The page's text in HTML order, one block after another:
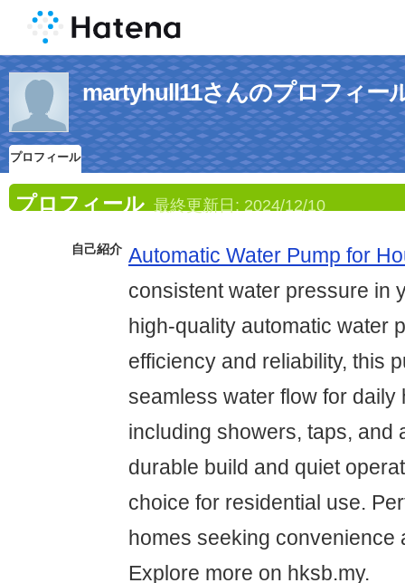
martyhull11さんのプロフィー
プロフィール
プロフィール 最終更新日: 2024/12/10
自己紹介 Automatic Water Pump for
consistent water pressure in
high-quality automatic water
efficiency and reliability, this
seamless water flow for daily
including showers, taps, and
durable build and quiet
choice for residential use.
homes seeking convenience
Explore more on hksb.my.